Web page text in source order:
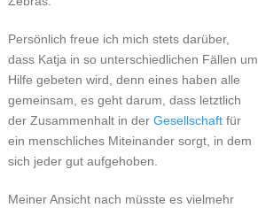
Persönlich freue ich mich stets darüber,
dass Katja in so unterschiedlichen Fällen um
Hilfe gebeten wird, denn eines haben alle
gemeinsam, es geht darum, dass letztlich
der Zusammenhalt in der Gesellschaftfür
ein menschliches Miteinander sorgt, in dem
sich jeder gut aufgehoben.
Meiner Ansicht nach müsste es vielmehr